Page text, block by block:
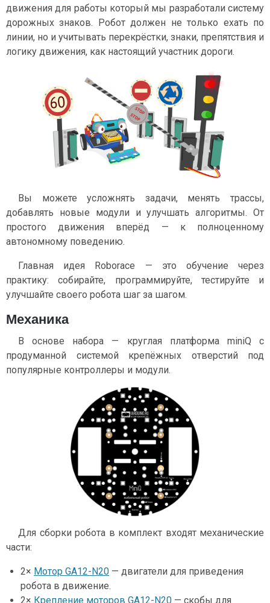
движения для работы который мы разработали систему
дорожных знаков. Робот должен не только ехать по
линии, но и учитывать перекрёстки, знаки, препятствия и
логику движения, как настоящий участник дороги.
Вы можете усложнять задачи, менять трассы,
добавлять новые модули и улучшать алгоритмы. От
простого движения вперёд — к полноценному
автономному поведению.
Главная идея Roborace — это обучение через
практику: собирайте, программируйте, тестируйте и
улучшайте своего робота шаг за шагом.
Механика
В основе набора — круглая платформа miniQ с
продуманной системой крепёжных отверстий под
популярные контроллеры и модули.
Для сборки робота в комплект входят механические
части:
2× Мотор GA12-N20 — двигатели для приведения
робота в движение.
2× Крепление моторов GA12-N20 — скобы для